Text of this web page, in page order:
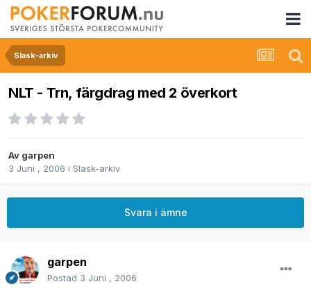
Slask-arkiv
NLT - Trn, färgdrag med 2 överkort
Av garpen
3 Juni , 2006 i Slask-arkiv
Svara i ämne
garpen
Postad 3 Juni , 2006